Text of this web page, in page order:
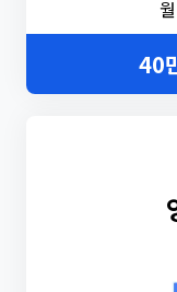
40